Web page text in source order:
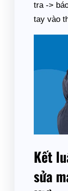
tra ->
tay vào
Kết
sửa